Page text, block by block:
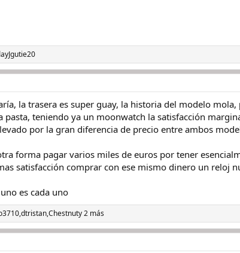
yJgutie20
la trasera es super guay, la historia del modelo
pasta, teniendo ya un moonwatch la satisfacción
por la gran diferencia de precio entre ambos
forma pagar varios miles de euros por tener
satisfacción comprar con ese mismo dinero un reloj
es cada uno
,dtristan,Chestnuty 2 más